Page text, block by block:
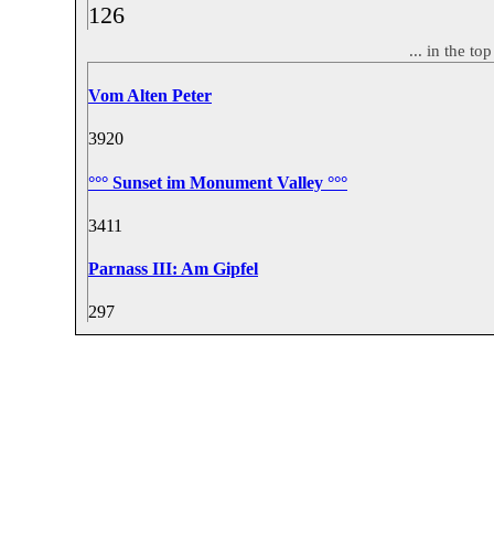
126
... in the
Vom Alten Peter
3920
°°° Sunset im Monument Valley °°°
3411
Parnass III: Am Gipfel
297